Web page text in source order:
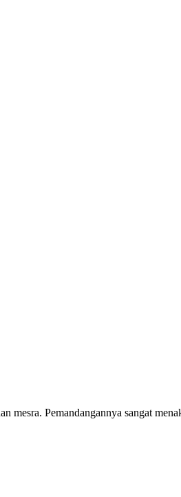
mesra. Pemandangannya sangat